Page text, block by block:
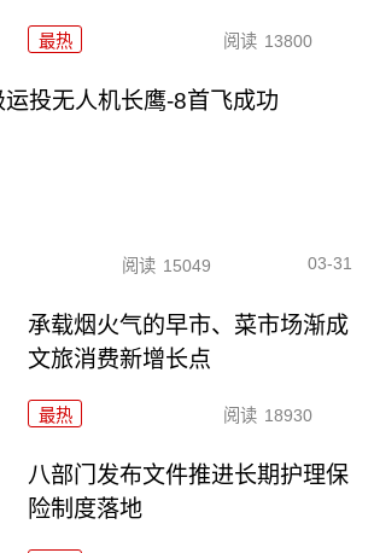
最热 阅读 13800
投无人机长鹰-8首飞成功
阅读 15049 03-31
承载烟火气的早市、菜市场渐成
文旅消费新增长点
最热 阅读 18930
八部门发布文件推进长期护理保
险制度落地